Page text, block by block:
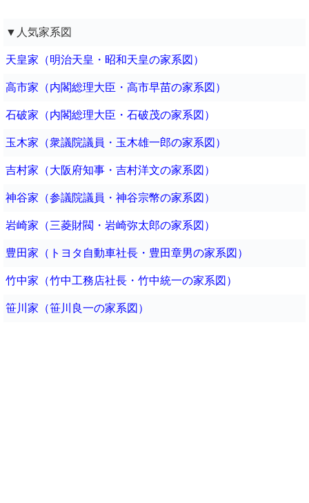
▼人気家系図
天皇家（明治天皇・昭和天皇の家系図）
高市家（内閣総理大臣・高市早苗の家系図）
石破家（内閣総理大臣・石破茂の家系図）
玉木家（衆議院議員・玉木雄一郎の家系図）
吉村家（大阪府知事・吉村洋文の家系図）
神谷家（参議院議員・神谷宗幣の家系図）
岩崎家（三菱財閥・岩崎弥太郎の家系図）
豊田家（トヨタ自動車社長・豊田章男の家系図）
竹中家（竹中工務店社長・竹中統一の家系図）
笹川家（笹川良一の家系図）